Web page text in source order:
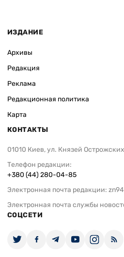
ИЗДАНИЕ
Архивы
Редакция
Реклама
Редакционная политика
Карта
КОНТАКТЫ
01010 Киев, ул. Князей
Телефон редакции:
+380 (44) 280-04-85
Электронная почта редакции:
Электронная почта службы
СОЦСЕТИ